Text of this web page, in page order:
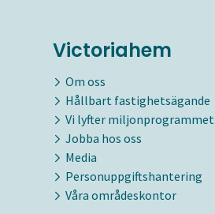
Victoriahem
Om oss
Hållbart fastighetsägande
Vi lyfter miljonprogrammet
Jobba hos oss
Media
Personuppgiftshantering
Våra områdeskontor